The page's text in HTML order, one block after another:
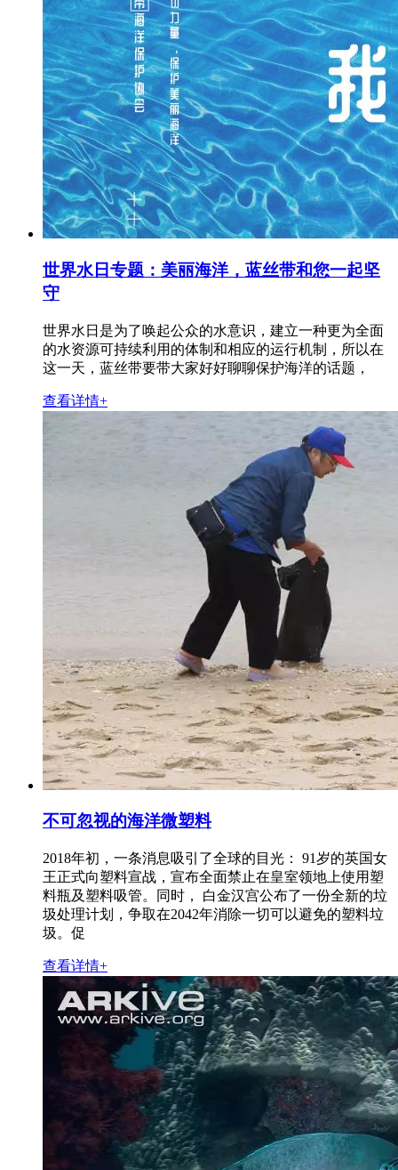
世界水日专题：美丽海洋，蓝丝带和您一起坚
守
世界水日是为了唤起公众的水意识，建立一种更为全面
的水资源可持续利用的体制和相应的运行机制，所以在
这一天，蓝丝带要带大家好好聊聊保护海洋的话题，
查看详情+
不可忽视的海洋微塑料
2018年初，一条消息吸引了全球的目光： 91岁的英国女
王正式向塑料宣战，宣布全面禁止在皇室领地上使用塑
料瓶及塑料吸管。同时， 白金汉宫公布了一份全新的垃
圾处理计划，争取在2042年消除一切可以避免的塑料垃
圾。促
查看详情+